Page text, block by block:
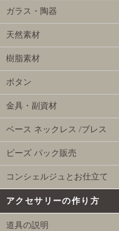
ガラス・陶器
天然素材
樹脂素材
ボタン
金具・副資材
ベース ネックレス /ブレス
ビーズ パック販売
コンシェルジュとお仕立て
アクセサリーの作り方
道具の説明